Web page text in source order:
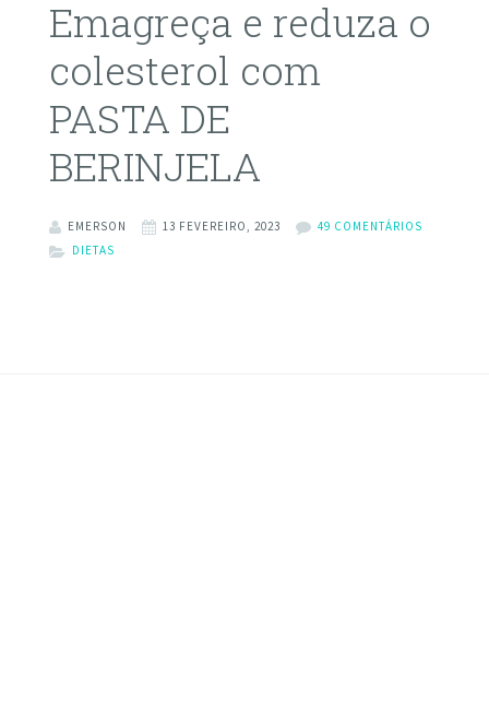
Emagreça e reduza o
colesterol com
PASTA DE
BERINJELA
EMERSON 13 FEVEREIRO, 2023
49 COMENTÁRIOS
DIETAS